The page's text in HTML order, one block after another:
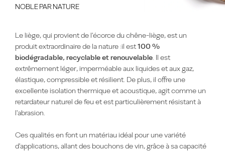
NOBLE PAR NATURE
Le liège,qui provient del'écorce du chêne-liège, est un
produit extraordinaire de la nature:il est100 %
biodégradable, recyclable et renouvelable. Il est
extrêmement léger, imperméable aux liquides et aux gaz,
élastique, compressible et résilient. De plus, il offre une
excellente isolation thermique et acoustique,agit comme un
retardateur naturel de feu et estparticulièrementrésistant à
l'abrasion.
Ces qualitésen font un matériau idéal pour une variété
d'applications,allantdes bouchons de vin, grâce àsa capacité